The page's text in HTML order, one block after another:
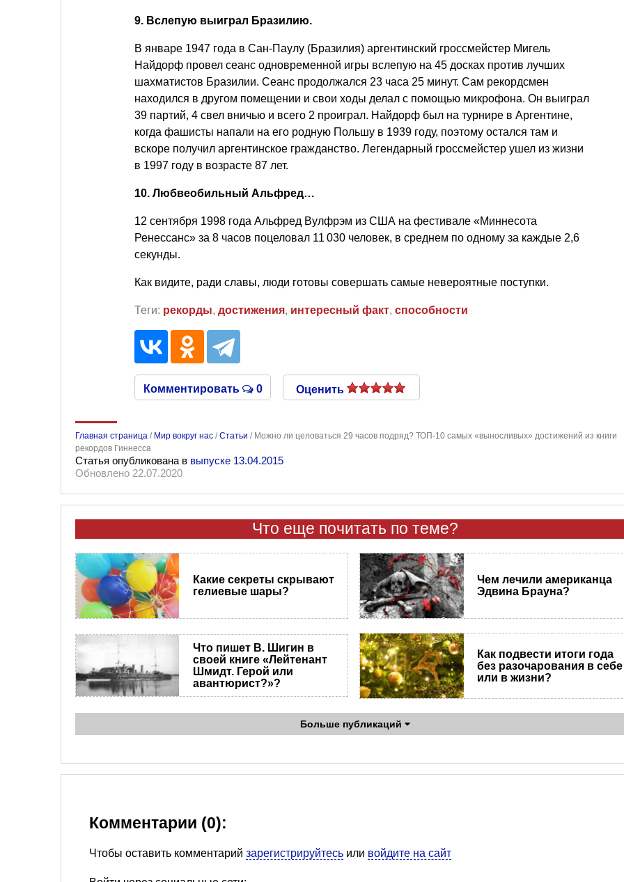
9. Вслепую выиграл Бразилию.
В январе 1947 года в Сан-Паулу (Бразилия) аргентинский гроссмейстер Мигель
Найдорф провел ceанс одновременной игры вслепую на 45 досках против лучших
шахматистов Бразилии. Сеанс продолжался 23 часа 25 минут. Сам рекордсмен
находился в другом помещении и свои ходы делал с помощью микрофона. Он выиграл
39 партий, 4 свел вничью и всего 2 проиграл. Найдорф был на турнире в Аргентине,
когда фашисты напали на его родную Польшу в 1939 году, поэтому остался там и
вскоре получил аргентинское гражданство. Легендарный гроссмейстер ушел из жизни
в 1997 году в возрасте 87 лет.
10. Любвеобильный Альфред…
12 сентября 1998 года Альфред Вулфрэм из США на фестивале «Миннесота
Ренессанс» за 8 часов поцеловал 11 030 человек, в среднем по одному за каждые 2,6
секунды.
Как видите, ради славы, люди готовы совершать самые невероятные поступки.
Теги: рекорды, достижения, интересный факт, способности
Комментировать 0 Оценить
Главная страница / Мир вокруг нас /Статьи / Можно ли целоваться 29 часов подряд? ТОП-10 самых «выносливых» достижений из книги
рекордов Гиннесса
Статья опубликована в выпуске 13.04.2015
Обновлено 22.07.2020
Что еще почитать по теме?
Какие секреты скрывают
гелиевые шары?
Чем лечили американца
Эдвина Брауна?
Что пишет В. Шигин в
своей книге «Лейтенант
Шмидт. Герой или
авантюрист?»?
Как подвести итоги года
без разочарования в себе
или в жизни?
Больше публикаций
Комментарии (0):
Чтобы оставить комментарий зарегистрируйтесь или войдите на сайт